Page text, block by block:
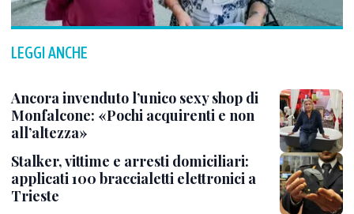
LEGGI ANCHE
Ancora invenduto l’unico sexy shop di
Monfalcone: «Pochi acquirenti e non
all’altezza»
Stalker, vittime e arresti domiciliari:
applicati 100 braccialetti elettronici a
Trieste